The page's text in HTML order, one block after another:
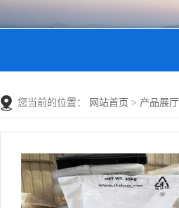
您当前的位置： 网站首页 > 产品展厅